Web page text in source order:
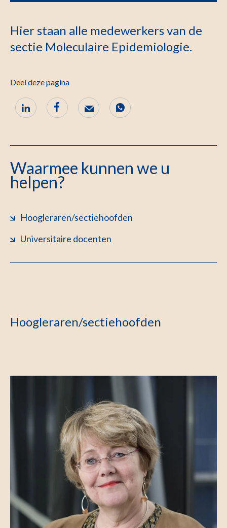
Hier staan alle medewerkers van de
sectie Moleculaire Epidemiologie.
Deel deze pagina
Waarmee kunnen we u
helpen?
Hoogleraren/sectiehoofden
Universitaire docenten
Hoogleraren/sectiehoofden